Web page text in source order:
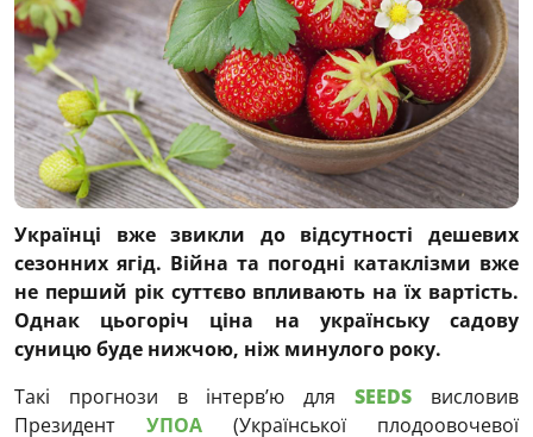
Українці вже звикли до відсутності дешевих
сезонних ягід. Війна та погодні катаклізми вже
не перший рік суттєво впливають на їх вартість.
Однак цьогоріч ціна на українську садову
суницю буде нижчою, ніж минулого року.
Такі прогнози в інтерв’ю дляSEEDS
висловив
Президент УПОА
(Української плодоовочевої